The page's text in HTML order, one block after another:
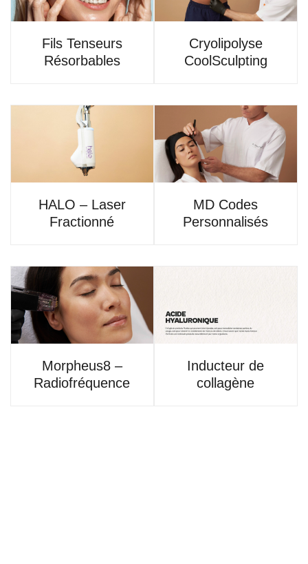
Fils Tenseurs
Résorbables
Cryolipolyse
CoolSculpting
HALO – Laser
Fractionné
MD Codes
Personnalisés
Morpheus8 –
Radiofréquence
Inducteur de
collagène